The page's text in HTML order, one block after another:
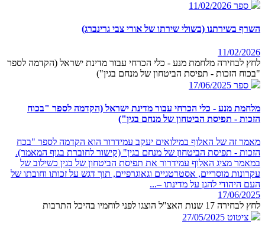
ספר 11/02/2026
השרף בשירתנו (בשולי שירתו של אורי צבי גרינברג)
11/02/2026
לחץ לבחירה מלחמת מנע - כלי הכרחי עבור מדינת ישראל (הקדמה לספר
"בכוח הזכות - תפיסת הביטחון של מנחם בגין")
ספר 17/06/2025
מלחמת מנע - כלי הכרחי עבור מדינת ישראל (הקדמה לספר "בכוח
הזכות - תפיסת הביטחון של מנחם בגין")
מאמר זה של האלוף במילואים יעקב עמידרור הוא הקדמה לספר "בכח
הזכות - תפיסת הביטחון של מנחם בגין" (קישור לחוברת בגוף המאמר).
במאמר מציג האלוף עמידרור את תפיסת הביטחון של בגין כשילוב של
עקרונות מוסריים, אסטרטגיים וגאוגרפיים, תוך דגש על זכותו וחובתו של
העם היהודי להגן על מדינתו –...
17/06/2025
לחץ לבחירה 17 שנות האצ"ל הוצגו לפני לוחמיו בהיכל התרבות
ציטוט 27/05/2025